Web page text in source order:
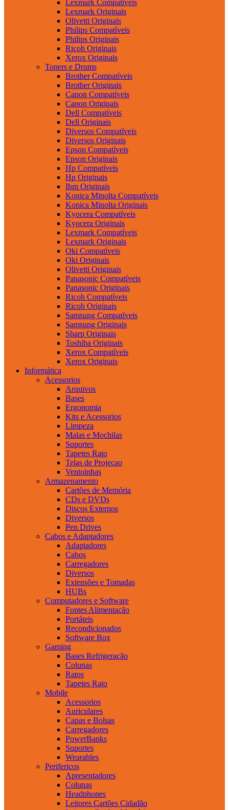
Lexmark Compatíveis
Lexmark Originais
Olivetti Originais
Philips Compatíveis
Philips Originais
Ricoh Originais
Xerox Originais
Toners e Drums
Brother Compatíveis
Brother Originais
Canon Compatíveis
Canon Originais
Dell Compatíveis
Dell Originais
Diversos Compatíveis
Diversos Originais
Epson Compatíveis
Epson Originais
Hp Compatíveis
Hp Originais
Ibm Originais
Konica Minolta Compatíveis
Konica Minolta Originais
Kyocera Compatíveis
Kyocera Originais
Lexmark Compatíveis
Lexmark Originais
Oki Compatíveis
Oki Originais
Olivetti Originais
Panasonic Compatíveis
Panasonic Originais
Ricoh Compatíveis
Ricoh Originais
Samsung Compatíveis
Samsung Originais
Sharp Originais
Toshiba Originais
Xerox Compatíveis
Xerox Originais
Informática
Acessorios
Arquivos
Bases
Ergonomia
Kits e Acessorios
Limpeza
Malas e Mochilas
Suportes
Tapetes Rato
Telas de Projecao
Ventoinhas
Armazenamento
Cartões de Memória
CDs e DVDs
Discos Externos
Diversos
Pen Drives
Cabos e Adaptadores
Adaptadores
Cabos
Carregadores
Diversos
Extensões e Tomadas
HUBs
Computadores e Software
Fontes Alimentação
Portáteis
Recondicionados
Software Box
Gaming
Bases Refrigeração
Colunas
Ratos
Tapetes Rato
Mobile
Acessorios
Auriculares
Capas e Bolsas
Carregadores
PowerBanks
Suportes
Wearables
Perifericos
Apresentadores
Colunas
Headphones
Leitores Cartões Cidadão